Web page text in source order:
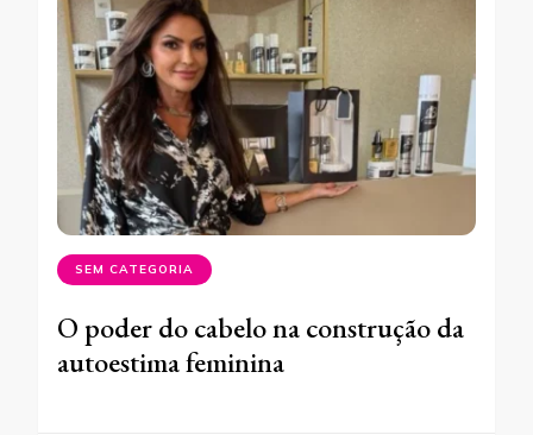
SEM CATEGORIA
O poder do cabelo na construção da
autoestima feminina